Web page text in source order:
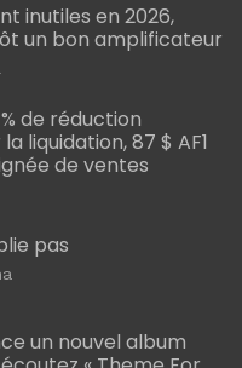
inutiles en 2026,
un bon amplificateur
de réduction
liquidation, 87 $ AF1
de ventes
pas
un nouvel album